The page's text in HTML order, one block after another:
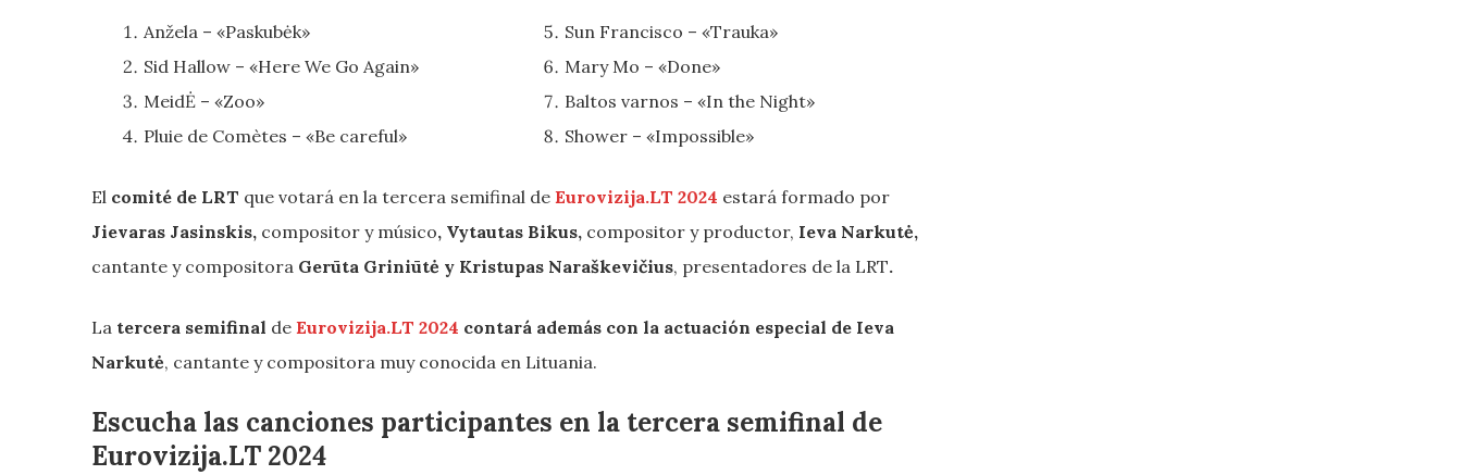
Anžela – «Paskubėk»
Sid Hallow – «Here We Go Again»
MeidĖ – «Zoo»
Pluie de Comètes – «Be careful»
Sun Francisco – «Trauka»
Mary Mo – «Done»
Baltos varnos – «In the Night»
Shower – «Impossible»
El comité de LRT que votará en la tercera semifinal de Eurovizija.LT 2024 estará formado por
Jievaras Jasinskis, compositor y músico, Vytautas Bikus, compositor y productor, Ieva Narkutė,
cantante y compositora Gerūta Griniūtė y Kristupas Naraškevičius, presentadores de la LRT.
La tercera semifinal de Eurovizija.LT 2024 contará además con la actuación especial de Ieva
Narkutė, cantante y compositora muy conocida en Lituania.
Escucha las canciones participantes en la tercera semifinal de
Eurovizija.LT 2024